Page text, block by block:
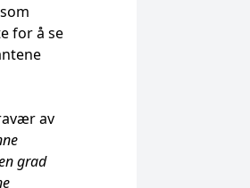
for å se
av
grad